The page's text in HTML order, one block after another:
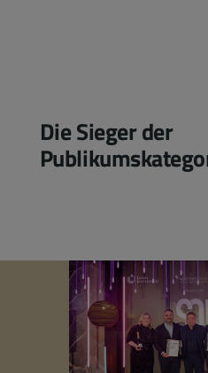
Die Sieger der